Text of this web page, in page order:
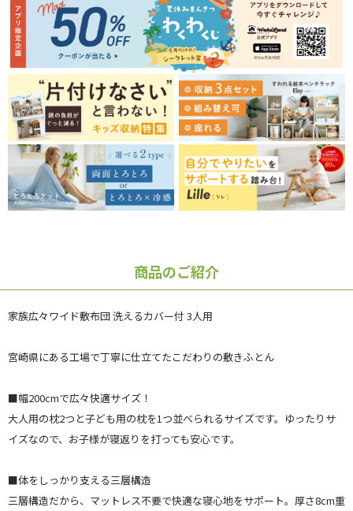
商品のご紹介
家族広々ワイド敷布団 洗えるカバー付 3人用
宮崎県にある工場で丁寧に仕立てたこだわりの敷きふとん
■幅200cmで広々快適サイズ！
大人用の枕2つと子ども用の枕を1つ並べられるサイズです。ゆったりサ
イズなので、お子様が寝返りを打っても安心です。
■体をしっかり支える三層構造
三層構造だから、マットレス不要で快適な寝心地をサポート。厚さ8cm重